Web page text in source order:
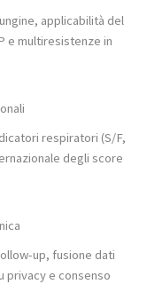
applicabilità del
e multiresistenze in
respiratori (S/F,
degli score
up, fusione dati
privacy e consenso